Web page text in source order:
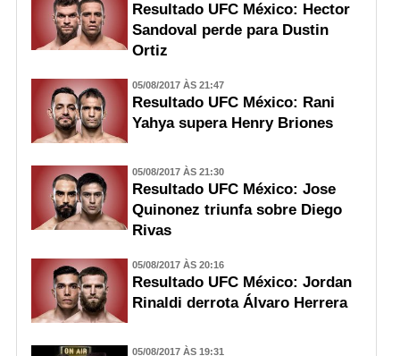
Resultado UFC México: Hector
Sandoval perde para Dustin
Ortiz
05/08/2017 ÀS 21:47
Resultado UFC México: Rani
Yahya supera Henry Briones
05/08/2017 ÀS 21:30
Resultado UFC México: Jose
Quinonez triunfa sobre Diego
Rivas
05/08/2017 ÀS 20:16
Resultado UFC México: Jordan
Rinaldi derrota Álvaro Herrera
05/08/2017 ÀS 19:31